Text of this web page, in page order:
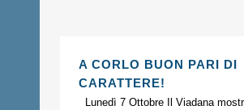
A CORLO BUON PARI DI
CARATTERE!
Lunedì 7 Ottobre Il Viadana